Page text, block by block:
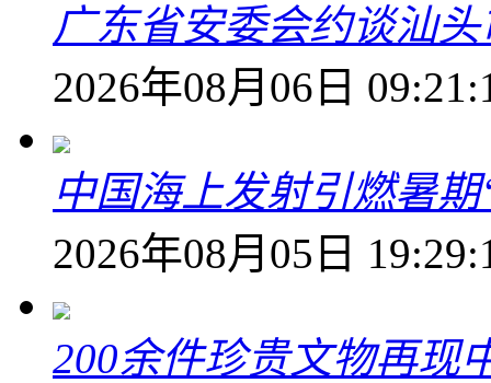
广东省安委会约谈汕
2026年08月06日
中国海上发射引燃暑
2026年08月05日
200余件珍贵文物再现